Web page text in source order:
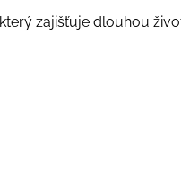
zajišťuje dlouhou